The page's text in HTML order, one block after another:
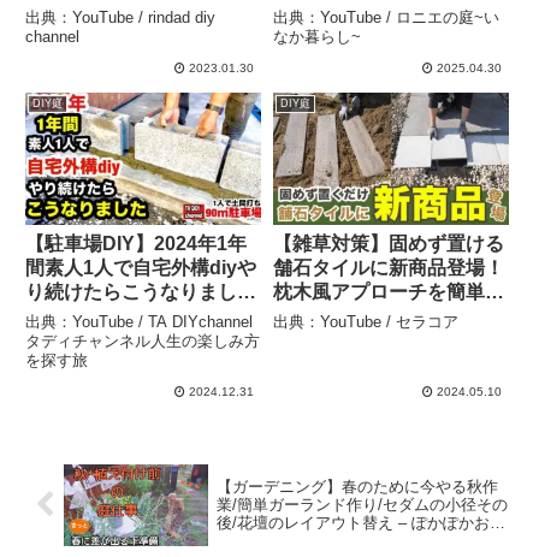
ンクが有ります – rindad
diy channel
出典：YouTube / rindad diy
channel
2023.01.30
おうちカフェ – ロニエの庭
~いなか暮らし~
出典：YouTube / ロニエの庭~い
なか暮らし~
2025.04.30
DIY庭
【駐車場DIY】2024年1年
間素人1人で自宅外構diyや
り続けたらこうなりました
– TA DIYchannelタディチ
ャンネル人生の楽しみ方を
探す旅
出典：YouTube / TA DIYchannel
タディチャンネル人生の楽しみ方
を探す旅
2024.12.31
DIY庭
【雑草対策】固めず置ける
舗石タイルに新商品登場！
枕木風アプローチを簡単施
工【お庭簡単DIY】 – セラ
出典：YouTube / セラコア
2024.05.10
【ガーデニング】春のために今やる秋作
業/簡単ガーランド作り/セダムの小径その
後/花壇のレイアウト替え – ぽかぽかお庭